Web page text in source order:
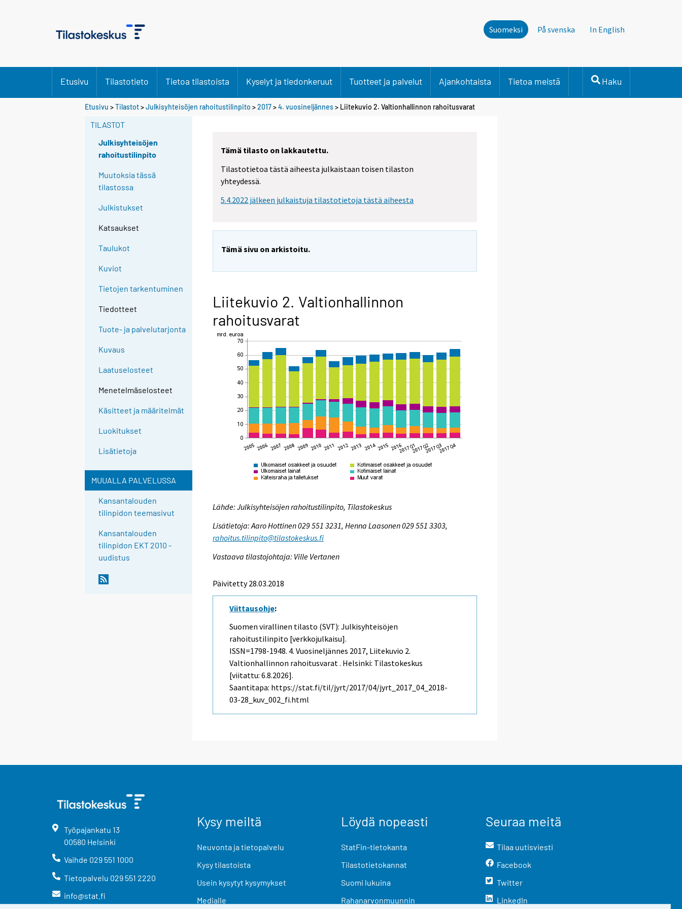
Suomeksi På svenska In English
Etusivu Tilastotieto Tietoa tilastoista Kyselyt ja tiedonkeruut Tuotteet ja palvelut Ajankohtaista Tietoa meistä Haku
Etusivu >Tilastot>Julkisyhteisöjen rahoitustilinpito >2017>4. vuosineljännes> Liitekuvio 2. Valtionhallinnon rahoitusvarat
TILASTOT
Julkisyhteisöjen
rahoitustilinpito
Muutoksia tässä
tilastossa
Julkistukset
Katsaukset
Taulukot
Kuviot
Tietojen tarkentuminen
Tiedotteet
Tuote- ja palvelutarjonta
Kuvaus
Laatuselosteet
Menetelmäselosteet
Käsitteet ja määritelmät
Luokitukset
Lisätietoja
MUUALLA PALVELUSSA
Kansantalouden
tilinpidon teemasivut
Kansantalouden
tilinpidon EKT 2010 -
uudistus
Tämä tilasto on lakkautettu.
Tilastotietoa tästä aiheesta julkaistaan toisen tilaston
yhteydessä.
5.4.2022 jälkeen julkaistuja tilastotietoja tästä aiheesta
Tämä sivu on arkistoitu.
Liitekuvio 2. Valtionhallinnon
rahoitusvarat
Lähde: Julkisyhteisöjen rahoitustilinpito, Tilastokeskus
Lisätietoja: Aaro Hottinen 029 551 3231, Henna Laasonen 029 551 3303,
rahoitus.tilinpito@tilastokeskus.fi
Vastaava tilastojohtaja: Ville Vertanen
Päivitetty 28.03.2018
Viittausohje:
Suomen virallinen tilasto (SVT): Julkisyhteisöjen
rahoitustilinpito [verkkojulkaisu].
ISSN=1798-1948. 4. Vuosineljännes 2017, Liitekuvio 2.
Valtionhallinnon rahoitusvarat . Helsinki: Tilastokeskus
[viitattu: 6.8.2026].
Saantitapa: https://stat.fi/til/jyrt/2017/04/jyrt_2017_04_2018-
03-28_kuv_002_fi.html
Työpajankatu 13
00580 Helsinki
Vaihde 029 551 1000
Tietopalvelu 029 551 2220
info@stat.fi
Kysy meiltä
Neuvonta ja tietopalvelu
Kysy tilastoista
Usein kysytyt kysymykset
Medialle
Löydä nopeasti
StatFin-tietokanta
Tilastotietokannat
Suomi lukuina
Rahanarvonmuunnin
Seuraa meitä
Tilaa uutisviesti
Facebook
Twitter
LinkedIn